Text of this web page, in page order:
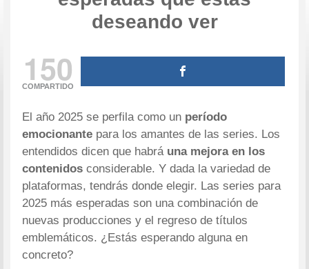
deseando ver
150
COMPARTIDO
El año 2025 se perfila como un período
emocionante para los amantes de las series. Los
entendidos dicen que habráuna mejora en los
contenidos considerable. Y dada la variedad de
plataformas, tendrás donde elegir. Las series para
2025 más esperadas son una combinación de
nuevas producciones y el regreso de títulos
emblemáticos. ¿Estás esperando alguna en
concreto?